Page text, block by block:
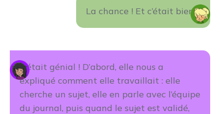
La chance ! Et c’était bien ?
C’était génial ! D’abord, elle nous a
expliqué comment elle travaillait : elle
cherche un sujet, elle en parle avec l’équipe
du journal, puis quand le sujet est validé,